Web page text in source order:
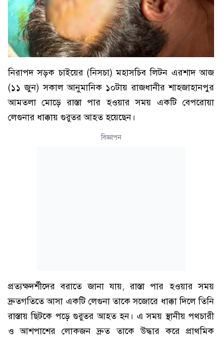
নিরাপদ সড়ক চাইয়ের (নিসচা) মহাসচিব লিটন এরশাদ আজ
(১১ জুন) সকাল আনুমানিক ১০টায় রাজধানীর শাহজাহানপুর
আমতলা মোড়ে রাস্তা পার হওয়ার সময় একটি বেপরোয়া
লেগুনার ধাক্কায় গুরুতর আহত হয়েছেন।
বিজ্ঞাপন
প্রত্যক্ষদর্শীদের বরাতে জানা যায়, রাস্তা পার হওয়ার সময়
দ্রুতগতিতে আসা একটি লেগুনা তাকে সজোরে ধাক্কা দিলে তিনি
রাস্তায় ছিটকে পড়ে গুরুতর আহত হন। এ সময় স্থানীয় পথচারী
ও আশপাশের লোকজন দ্রুত তাকে উদ্ধার করে প্রাথমিক